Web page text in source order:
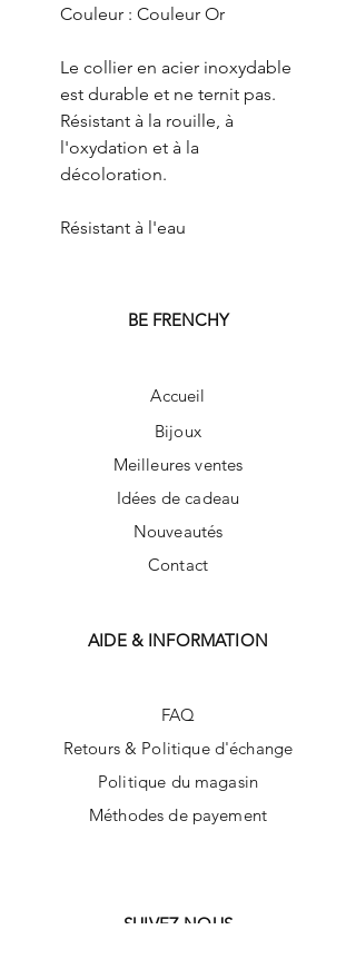
Couleur : Couleur Or
Le collier en acier inoxydable
est durable et ne ternit pas.
Résistant à la rouille, à
l'oxydation et à la
décoloration.
Résistant à l'eau
BE FRENCHY
Accueil
Bijoux
Meilleures ventes
Idées de cadeau
Nouveautés
Contact
AIDE & INFORMATION
FAQ
Retours & Politique d'échange
Politique du magasin
Méthodes de payement
SUIVEZ-NOUS